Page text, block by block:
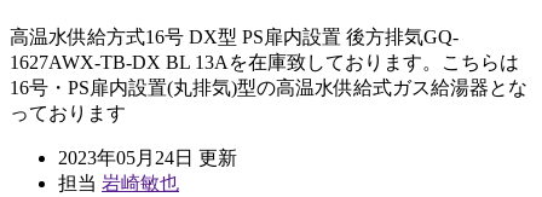
高温水供給方式16号 DX型 PS扉内設置 後方排気GQ-
1627AWX-TB-DX BL 13Aを在庫致しております。こちらは
16号・PS扉内設置(丸排気)型の高温水供給式ガス給湯器とな
っております
2023年05月24日 更新
担当 岩崎敏也